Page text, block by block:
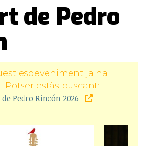
de Pedro
esdeveniment ja ha
Potser estàs buscant:
Pedro Rincón 2026